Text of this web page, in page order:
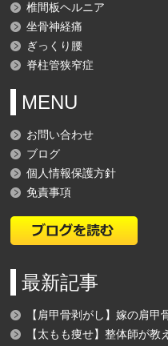
椎間板ヘルニア
坐骨神経痛
ぎっくり腰
脊柱管狭窄症
MENU
お問い合わせ
ブログ
個人情報保護方針
免責事項
最新記事
【肩甲骨剥がし】嫁の肩甲
【太もも痩せ】整体師が